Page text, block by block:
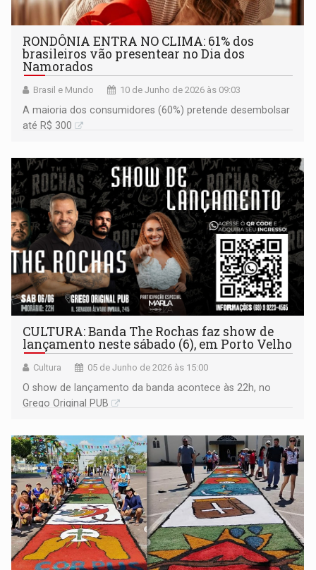
RONDÔNIA ENTRA NO CLIMA: 61% dos
brasileiros vão presentear no Dia dos
Namorados
Brasil e Mundo 10 de Junho de 2026 às 09:03
A maioria dos consumidores (60%) pretende desembolsar
até R$ 300
CULTURA: Banda The Rochas faz show de
lançamento neste sábado (6), em Porto Velho
Cultura 05 de Junho de 2026 às 15:00
O show de lançamento da banda acontece às 22h, no
Grego Original PUB